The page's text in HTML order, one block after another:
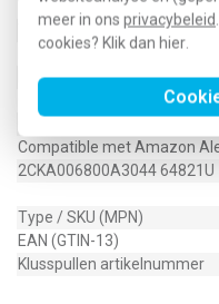
meer in ons privacybeleid
cookies? Klik dan hier.
Verliesvermogen
Transparant
Met IFTTT ondersteuning
Min. diepte van de
Compatible met Apple
Compatible met Amazon
2CKA006800A3044 64821U
Type / SKU (MPN)
EAN (GTIN-13)
Klusspullen artikelnummer